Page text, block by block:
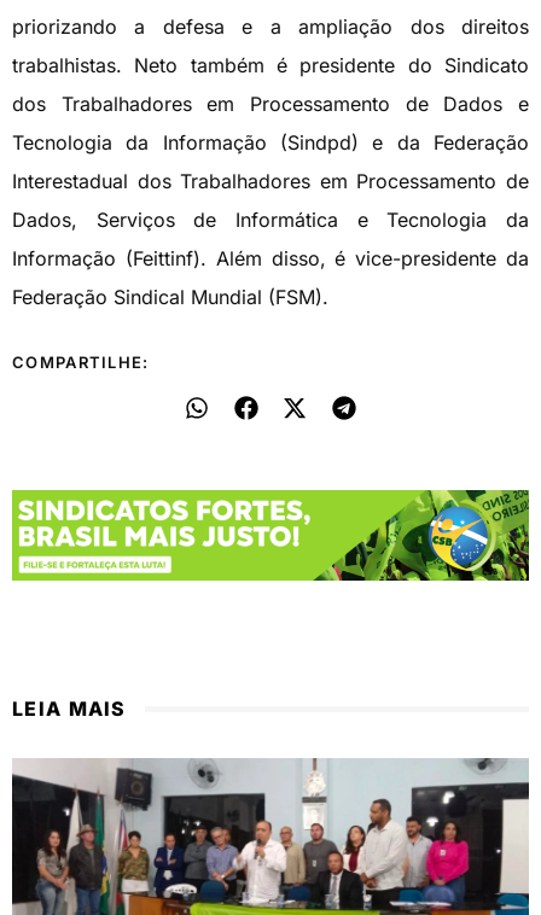
priorizando a defesa e a ampliação dos direitos
trabalhistas. Neto também é presidente do Sindicato
dos Trabalhadores em Processamento de Dados e
Tecnologia da Informação (Sindpd) e da Federação
Interestadual dos Trabalhadores em Processamento de
Dados, Serviços de Informática e Tecnologia da
Informação (Feittinf). Além disso, é vice-presidente da
Federação Sindical Mundial (FSM).
COMPARTILHE:
LEIA MAIS